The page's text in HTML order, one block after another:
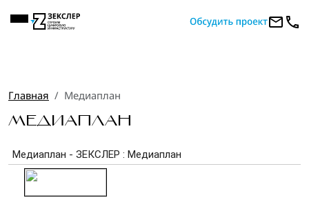
Главная Медиаплан
МЕДИАПЛАН